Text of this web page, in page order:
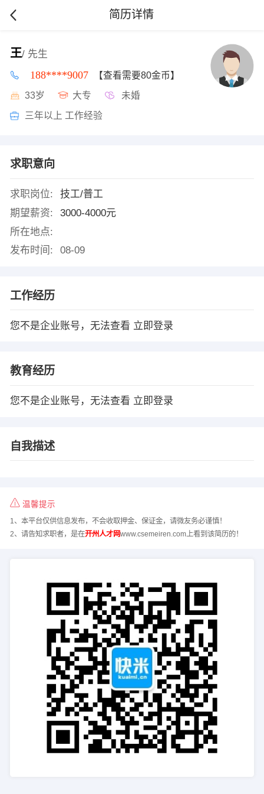
简历详情
王/ 先生
188****9007 【查看需要80金币】
33岁 大专 未婚
三年以上 工作经验
求职意向
求职岗位:
技工/普工
期望薪资:
3000-4000元
所在地点:
发布时间:
08-09
工作经历
您不是企业账号，无法查看 立即登录
教育经历
您不是企业账号，无法查看 立即登录
自我描述
温馨提示
1、本平台仅供信息发布，不会收取押金、保证金，请微友务必谨慎！
2、请告知求职者，是在开州人才网www.csemeiren.com上看到该简历的！